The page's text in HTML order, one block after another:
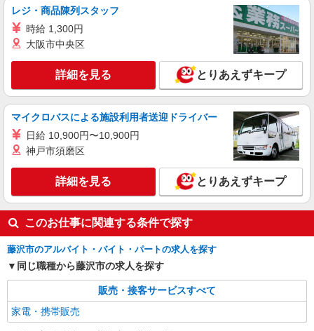
≪携帯販売｜家電量販店のauコーナー≫
時給1700円〜1800円 ◆交通費規定支給◆直雇
用へ切替後：月給286,200円＋交通費
詳細を見る
レジ・商品陳列スタッフ
時給 1,300円
大阪市中央区
詳細を見る とりあえずキープ
マイクロバスによる施設利用者送迎ドライバー
日給 10,900円〜10,900円
神戸市須磨区
詳細を見る とりあえずキープ
このお仕事に関連する条件で探す
藤沢市のアルバイト・バイト・パートの求人を探す
同じ職種から藤沢市の求人を探す
販売・接客サービスすべて
家電・携帯販売